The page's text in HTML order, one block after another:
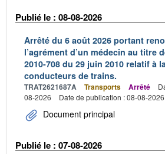
Publié le : 08-08-2026
Arrêté du 6 août 2026 portant
l’agrément d’un médecin au titre
2010-708 du 29 juin 2010 relatif à
conducteurs de trains.
TRAT2621687A Transports Arrêté
08-2026
Date de publication : 08-08-2026
Document principal
Publié le : 07-08-2026